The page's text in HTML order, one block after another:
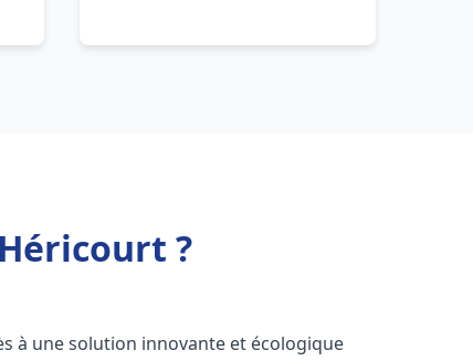
?
à une solution innovante et écologique